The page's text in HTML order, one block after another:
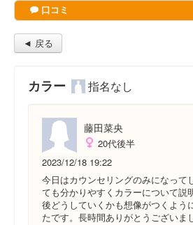
口コミ
◄ 戻る
カラー 指名なし
藤田菜央
20代後半
2023/12/18 19:22
今日はカウンセリングのみになって
ても分かりやすくカラーについて説
後どうしていくかも想像がつくよう
たです。長時間ありがとうございま